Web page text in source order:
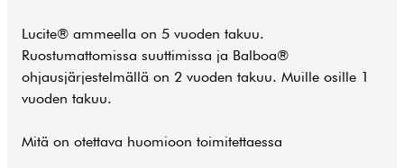
Lucite® ammeella on 5 vuoden takuu.
Ruostumattomissa suuttimissa ja Balboa®
ohjausjärjestelmällä on 2 vuoden takuu. Muille osille 1
vuoden takuu.
Mitä on otettava huomioon toimitettaessa